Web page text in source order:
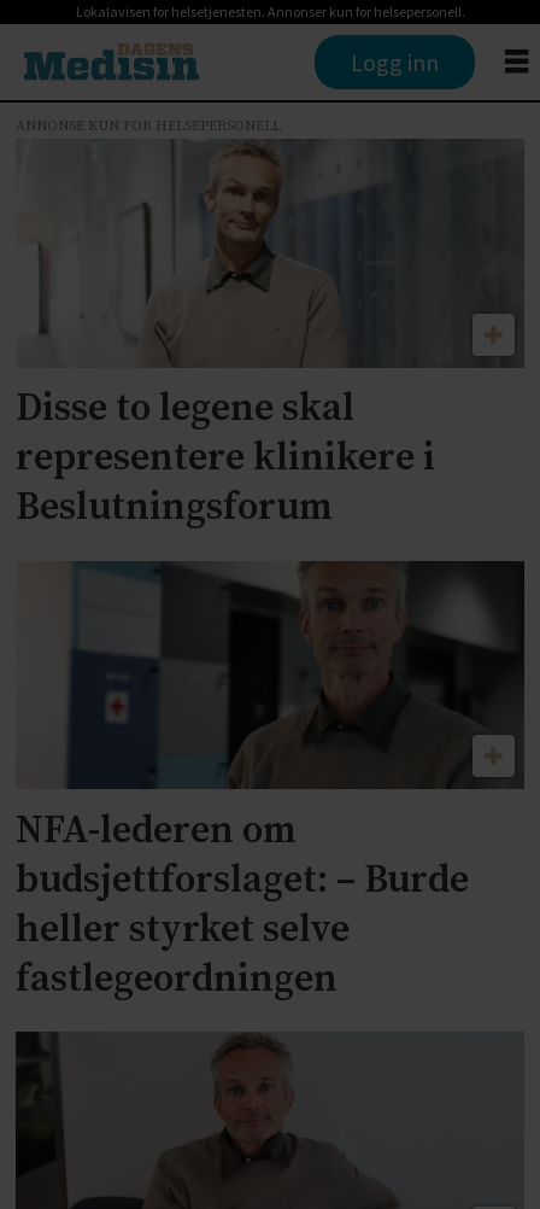
Lokalavisen for helsetjenesten. Annonser kun for helsepersonell.
Logg inn
norsk
forening
for
allmennmedisin
nfa
ANNONSE KUN FOR HELSEPERSONELL
Disse to legene skal
representere klinikere i
Beslutningsforum
NFA-lederen om
budsjettforslaget: – Burde
heller styrket selve
fastlegeordningen